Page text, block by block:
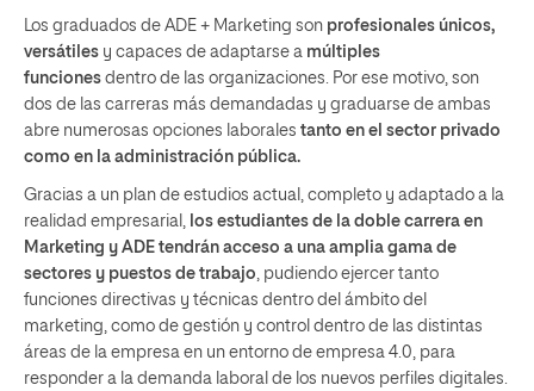
Los graduados de ADE + Marketing son profesionales únicos,
versátiles y capaces de adaptarse a múltiples
funciones dentro de las organizaciones. Por ese motivo, son
dos de las carreras más demandadas y graduarse de ambas
abre numerosas opciones laborales tanto en el sector privado
como en la administración pública.
Gracias a un plan de estudios actual, completo y adaptado a la
realidad empresarial, los estudiantes de la doble carrera en
Marketing y ADE tendrán acceso a una amplia gama de
sectores y puestos de trabajo, pudiendo ejercer tanto
funciones directivas y técnicas dentro del ámbito del
marketing, como de gestión y control dentro de las distintas
áreas de la empresa en un entorno de empresa 4.0, para
responder a la demanda laboral de los nuevos perfiles digitales.